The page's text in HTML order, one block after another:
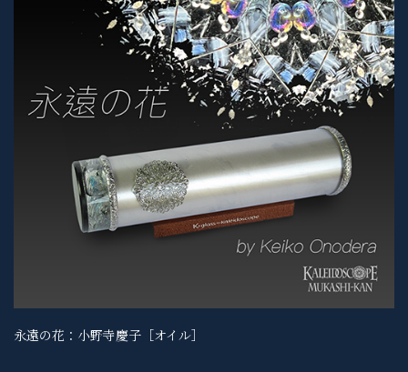
永遠の花：小野寺慶子［オイル］